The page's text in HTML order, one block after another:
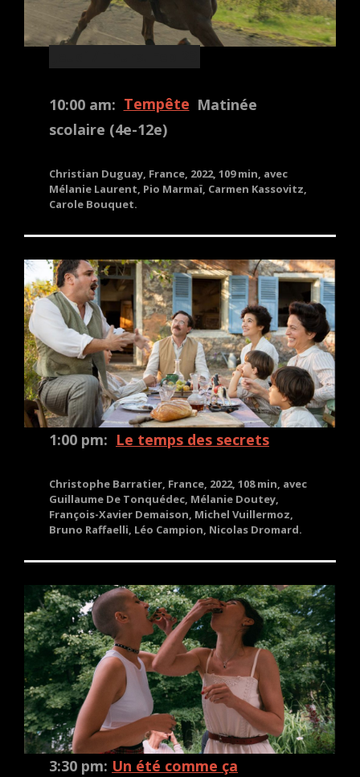
10:00 am: Tempête Matinée
scolaire (4e-12e)
Christian Duguay, France, 2022, 109 min, avec
Mélanie Laurent, Pio Marmaï, Carmen Kassovitz,
Carole Bouquet.
1:00 pm: Le temps des secrets
Christophe Barratier, France, 2022, 108 min, avec
Guillaume De Tonquédec, Mélanie Doutey,
François-Xavier Demaison, Michel Vuillermoz,
Bruno Raffaelli, Léo Campion, Nicolas Dromard.
3:30 pm: Un été comme ça